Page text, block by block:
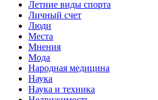
Летние виды спорта
Личный счет
Люди
Места
Мнения
Мода
Народная медицина
Наука
Наука и техника